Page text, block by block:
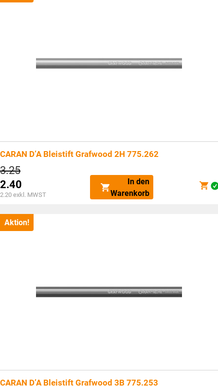
CARAN D’A Bleistift Grafwood 2H 775.262
3.25Ursprünglicher
war:
CHF3.25
2.40
Aktueller
ist:
CHF2.40.
2.20 exkl. MWST
In den
Warenkorb
Aktion!
CARAN D’A Bleistift Grafwood 3B 775.253